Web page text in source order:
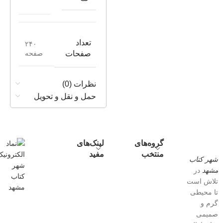
تعداد
صفحات
۲۴۰
صفحه
نظرات (0)
حمل و نقل و تحویل
شهر کتاب
مشهد در
تلاش است
تا محیطی
گرم و
صمیمی
گروه‌های
منتخب
لینک‌های
مفید